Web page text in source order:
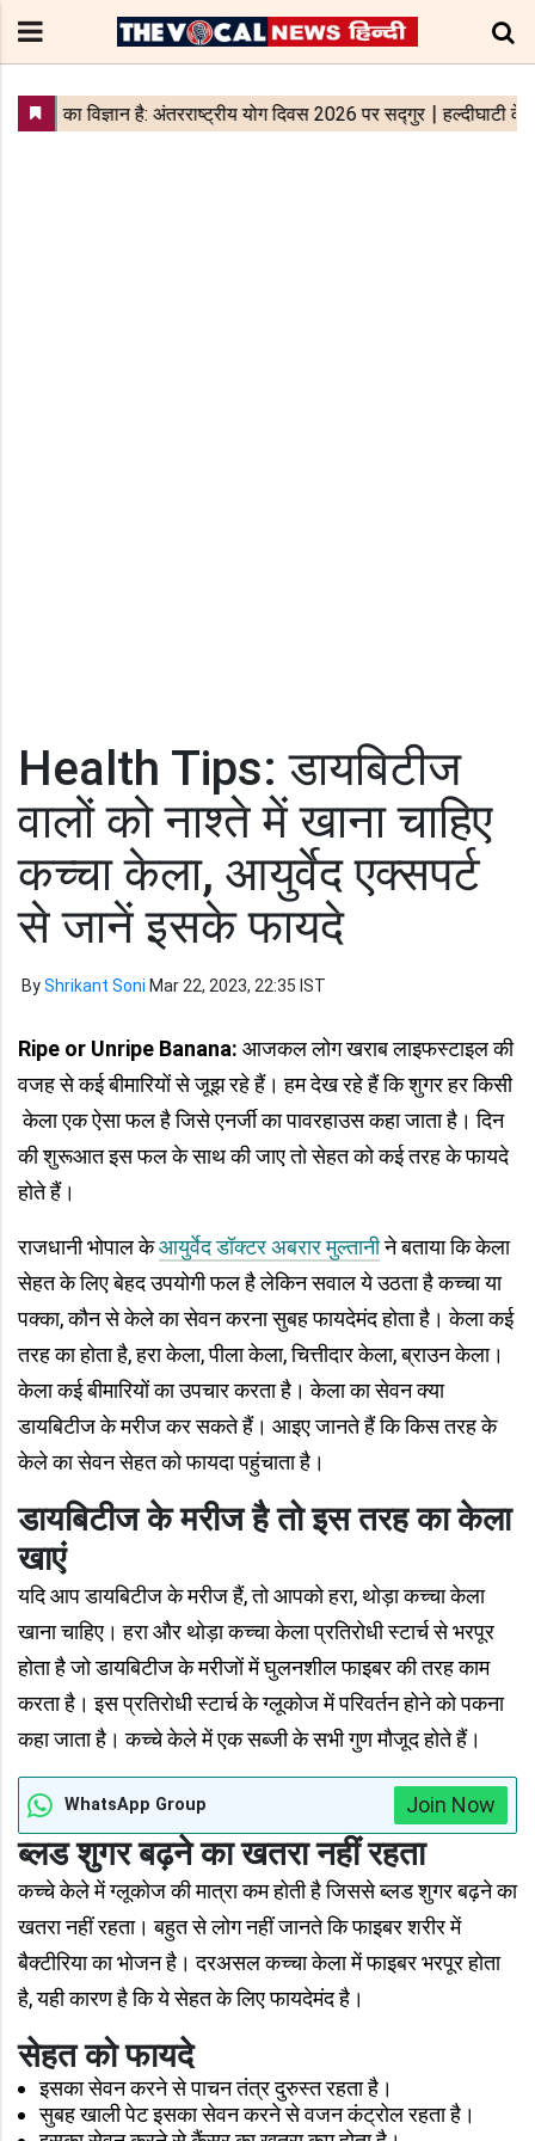
Health Tips: डायबिटीज
वालों को नाश्ते में खाना चाहिए
कच्चा केला, आयुर्वेद एक्सपर्ट
से जानें इसके फायदे
ByShrikant Soni Mar 22, 2023, 22:35 IST
Ripe or Unripe Banana: आजकल लोग खराब लाइफस्टाइल की
वजह से कई बीमारियों से जूझ रहे हैं। हम देख रहे हैं कि शुगर हर किसी
केला एक ऐसा फल है जिसे एनर्जी का पावरहाउस कहा जाता है। दिन
की शुरूआत इस फल के साथ की जाए तो सेहत को कई तरह के फायदे
होते हैं।
राजधानी भोपाल केआयुर्वेद डॉक्टर अबरार मुल्तानीने बताया कि केला
सेहत के लिए बेहद उपयोगी फल है लेकिन सवाल ये उठता है कच्चा या
पक्का, कौन से केले का सेवन करना सुबह फायदेमंद होता है। केला कई
तरह का होता है, हरा केला, पीला केला, चित्तीदार केला, ब्राउन केला।
केला कई बीमारियों का उपचार करता है। केला का सेवन क्या
डायबिटीज के मरीज कर सकते हैं। आइए जानते हैं कि किस तरह के
केले का सेवन सेहत को फायदा पहुंचाता है।
डायबिटीज के मरीज है तो इस तरह का केला
खाएं
यदि आप डायबिटीज के मरीज हैं, तो आपको हरा, थोड़ा कच्चा केला
खाना चाहिए। हरा और थोड़ा कच्चा केला प्रतिरोधी स्टार्च से भरपूर
होता है जो डायबिटीज के मरीजों में घुलनशील फाइबर की तरह काम
करता है। इस प्रतिरोधी स्टार्च के ग्लूकोज में परिवर्तन होने को पकना
कहा जाता है। कच्चे केले में एक सब्जी के सभी गुण मौजूद होते हैं।
WhatsApp Group Join Now
ब्लड शुगर बढ़ने का खतरा नहीं रहता
कच्चे केले में ग्लूकोज की मात्रा कम होती है जिससे ब्लड शुगर बढ़ने का
खतरा नहीं रहता। बहुत से लोग नहीं जानते कि फाइबर शरीर में
बैक्टीरिया का भोजन है। दरअसल कच्चा केला में फाइबर भरपूर होता
है, यही कारण है कि ये सेहत के लिए फायदेमंद है।
सेहत को फायदे
इसका सेवन करने से पाचन तंत्र दुरुस्त रहता है।
सुबह खाली पेट इसका सेवन करने से वजन कंट्रोल रहता है।